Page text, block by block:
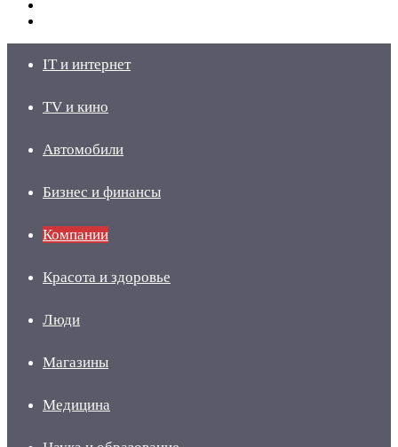
IT и интернет
TV и кино
Автомобили
Бизнес и финансы
Компании
Красота и здоровье
Люди
Магазины
Медицина